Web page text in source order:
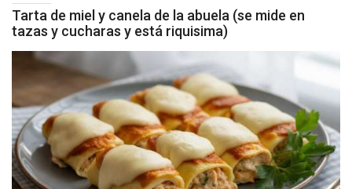
Tarta de miel y canela de la abuela (se mide en
tazas y cucharas y está riquisima)